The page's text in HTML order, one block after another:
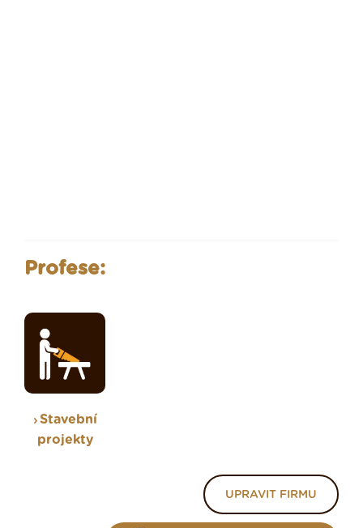
Profese:
Stavební
projekty
UPRAVIT FIRMU